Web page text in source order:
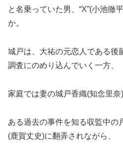
と名乗っていた男、“X”(小池徹
か。
城戸は、大祐の元恋人である後
調査にのめり込んでいく一方、
家庭では妻の城戸香織(知念里奈
ある過去の事件を知る収監中の
(鹿賀丈史)に翻弄されながら、